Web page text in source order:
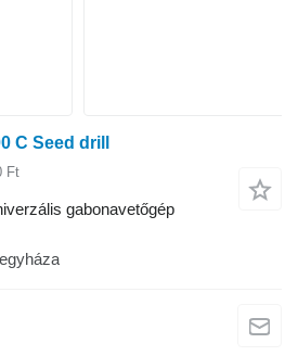
C Seed drill
Ft
gabonavetőgép